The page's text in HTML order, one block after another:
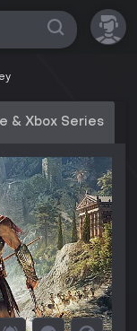
& Xbox Series